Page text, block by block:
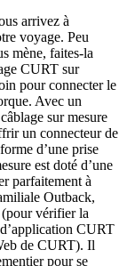
arrivez à
voyage. Peu
mène, faites-la
CURT sur
pour connecter le
Avec un
sur mesure
un connecteur de
d’une prise
est doté d’une
parfaitement à
Outback,
vérifier la
CURT
de CURT). Il
pour se